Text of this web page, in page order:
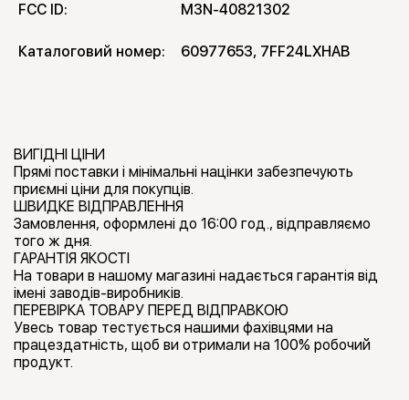
FCC ID: M3N-40821302
Каталоговий номер: 60977653, 7FF24LXHAB
ВИГІДНІ ЦІНИ
Прямі поставки і мінімальні націнки забезпечують
приємні ціни для покупців.
ШВИДКЕ ВІДПРАВЛЕННЯ
Замовлення, оформлені до 16:00 год., відправляємо
того ж дня.
ГАРАНТІЯ ЯКОСТІ
На товари в нашому магазині надається гарантія від
імені заводів-виробників.
ПЕРЕВІРКА ТОВАРУ ПЕРЕД ВІДПРАВКОЮ
Увесь товар тестується нашими фахівцями на
працездатність, щоб ви отримали на 100% робочий
продукт.